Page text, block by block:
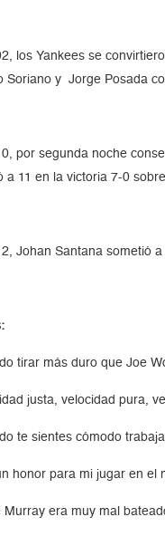
los Yankees se
Soriano y Jorge Posada
por segunda noche
a 11 en la victoria 7-0
Johan Santana sometió
tirar más duro que Joe
justa, velocidad pura,
te sientes cómodo
honor para mi jugar en el
Murray era muy mal